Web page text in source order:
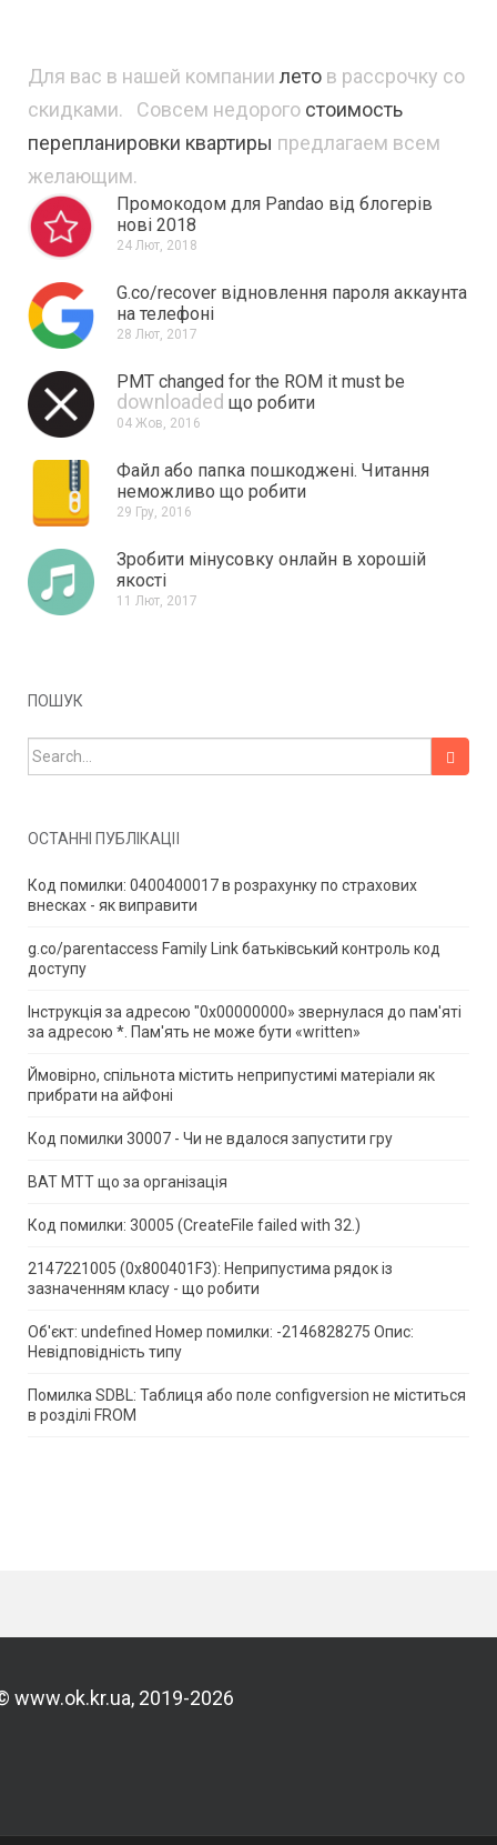
Для вас в нашей компании лето в рассрочку со
скидками. Совсем недорого стоимость
перепланировки квартиры предлагаем всем
желающим.
Промокодом для Pandao від блогерів
нові 2018
24 Лют, 2018
G.co/recover відновлення пароля аккаунта
на телефоні
28 Лют, 2017
PMT changed for the ROM it must be
downloaded що робити
04 Жов, 2016
Файл або папка пошкоджені. Читання
неможливо що робити
29 Гру, 2016
Зробити мінусовку онлайн в хорошій
якості
11 Лют, 2017
ПОШУК
Search for:
ОСТАННІ ПУБЛІКАЦІЇ
Код помилки: 0400400017 в розрахунку по страхових
внесках - як виправити
g.co/parentaccess Family Link батьківський контроль код
доступу
Інструкція за адресою "0x00000000» звернулася до пам'яті
за адресою *. Пам'ять не може бути «written»
Ймовірно, спільнота містить неприпустимі матеріали як
прибрати на айФоні
Код помилки 30007 - Чи не вдалося запустити гру
ВАТ МТТ що за організація
Код помилки: 30005 (CreateFile failed with 32.)
2147221005 (0x800401F3): Неприпустима рядок із
зазначенням класу - що робити
Об'єкт: undefined Номер помилки: -2146828275 Опис:
Невідповідність типу
Помилка SDBL: Таблиця або поле configversion не міститься
в розділі FROM
www.ok.kr.ua, 2019-2026